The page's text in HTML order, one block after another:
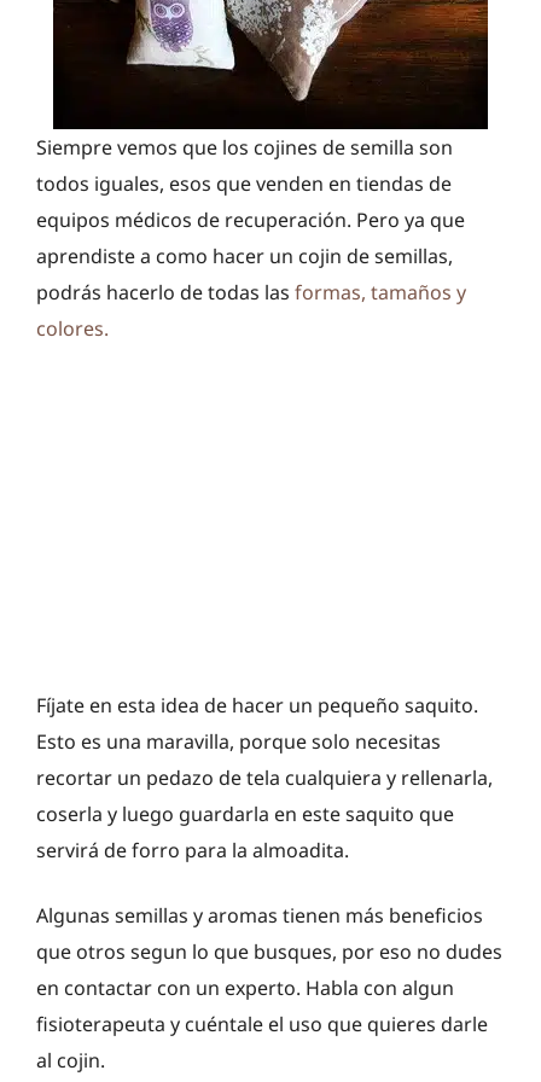
Siempre vemos que los cojines de semilla son
todos iguales, esos que venden en tiendas de
equipos médicos de recuperación. Pero ya que
aprendiste a como hacer un cojin de semillas,
podrás hacerlo de todas las formas, tamaños y
colores.
Fíjate en esta idea de hacer un pequeño saquito.
Esto es una maravilla, porque solo necesitas
recortar un pedazo de tela cualquiera y rellenarla,
coserla y luego guardarla en este saquito que
servirá de forro para la almoadita.
Algunas semillas y aromas tienen más beneficios
que otros segun lo que busques, por eso no dudes
en contactar con un experto. Habla con algun
fisioterapeuta y cuéntale el uso que quieres darle
al cojin.